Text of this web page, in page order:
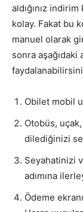
aldığınız
kolay. Fakat bu
manuel olarak
sonra aşağıdaki
Obilet mobil
Otobüs,
dilediğinizi
Seyahatinizi
adımına
Ödeme